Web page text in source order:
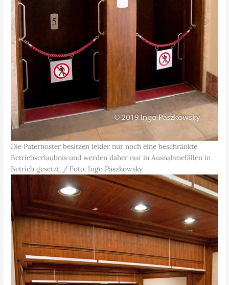
Die Paternoster besitzen leider nur noch eine beschränkte
Betriebserlaubnis und werden daher nur in Ausnahmefällen in
Betrieb gesetzt. / Foto: Ingo Paszkowsky